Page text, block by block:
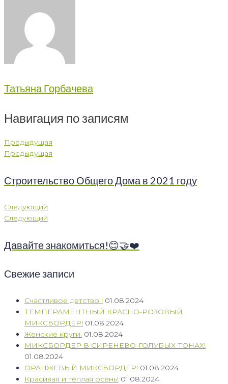
Татьяна Горбачева
Навигация по записям
Предыдущая
Предыдущая
Строительство Общего Дома в 2021 году
Следующий
Следующий
Давайте знакомиться!😊🤝❤️
Свежие записи
Счастливое детство ! 01.08.2024
ТЕМПЕРАМЕНТНЫЙ КРАСНО-РОЗОВЫЙ
МИКСБОРДЕР! 01.08.2024
Женские круги. 01.08.2024
МИКСБОРДЕР В СИРЕНЕВО-ГОЛУБЫХ ТОНАХ!
01.08.2024
ОРАНЖЕВЫЙ МИКСБОРДЕР! 01.08.2024
Красивая и тёплая осень! 01.08.2024